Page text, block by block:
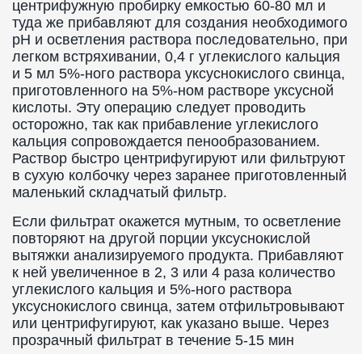
центрифужную пробирку емкостью 60-80 мл и
туда же прибавляют для создания необходимого
pH и осветления раствора последовательно, при
легком встряхивании, 0,4 г углекислого кальция
и 5 мл 5%-ного раствора уксуснокислого свинца,
приготовленного на 5%-ном растворе уксусной
кислоты. Эту операцию следует проводить
осторожно, так как прибавление углекислого
кальция сопровождается пенообразованием.
Раствор быстро центрифугируют или фильтруют
в сухую колбочку через заранее приготовленный
маленький складчатый фильтр.
Если фильтрат окажется мутным, то осветление
повторяют на другой порции уксуснокислой
вытяжки анализируемого продукта. Прибавляют
к ней увеличенное в 2, 3 или 4 раза количество
углекислого кальция и 5%-ного раствора
уксуснокислого свинца, затем отфильтровывают
или центрифугируют, как указано выше. Через
прозрачный фильтрат в течение 5-15 мин